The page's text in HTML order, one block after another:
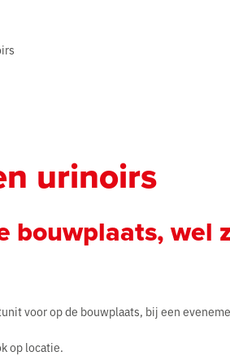
urinoirs
bouwplaats, wel
voor op de bouwplaats, bij een
op locatie.